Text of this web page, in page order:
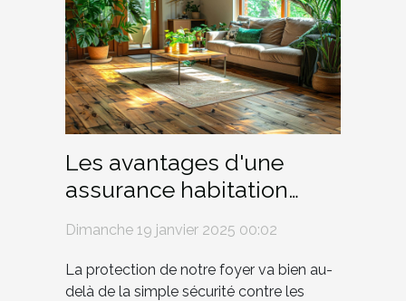
Les avantages d'une
assurance habitation
d'isolation
Dimanche 19 janvier 2025 00:02
La protection de notre foyer va bien au-
delà de la simple sécurité contre les